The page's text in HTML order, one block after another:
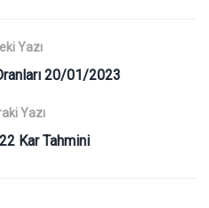
Yazı
20/01/2023
Yazı
Kar Tahmini